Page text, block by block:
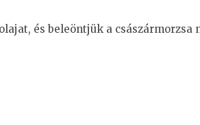
és beleöntjük a császármorzsa